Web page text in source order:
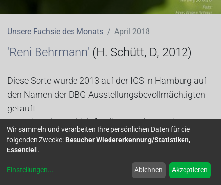
Unsere Fuchsie des Monats April 2018
'Reni Behrmann' (H. Schütt, D, 2012)
Diese Sorte wurde 2013 auf der IGS in Hamburg auf
den Namen der DBG-Ausstellungsbevollmächtigten
getauft.
Hartwig Schütt erhielt für diese Züchtung eine
Goldmedaille.
Diese Sorte wächst halbhängend und die Blüten sind
gefüllt. Sie steht bei mir im Halbschatten.
Wir sammeln und verarbeiten Ihre persönlichen Daten für die
folgenden Zwecke: Besucher Wiedererkennung/Statistiken,
Essentiell .
Einstellungen... Ablehnen Akzeptieren